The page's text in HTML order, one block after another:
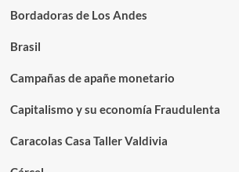
Bordadoras de Los Andes
Brasil
Campañas de apañe monetario
Capitalismo y su economía Fraudulenta
Caracolas Casa Taller Valdivia